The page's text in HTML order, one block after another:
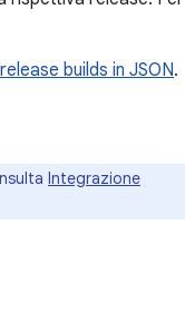
builds in JSON.
Integrazione